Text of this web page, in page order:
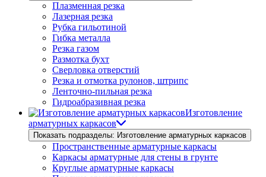
Плазменная резка
Лазерная резка
Рубка гильотиной
Гибка металла
Резка газом
Размотка бухт
Сверловка отверстий
Резка и отмотка рулонов, штрипс
Ленточно-пильная резка
Гидроабразивная резка
Изготовление
арматурных каркасов
Показать подразделы: Изготовление арматурных каркасов
Пространственные арматурные каркасы
Каркасы арматурные для стены в грунте
Круглые арматурные каркасы